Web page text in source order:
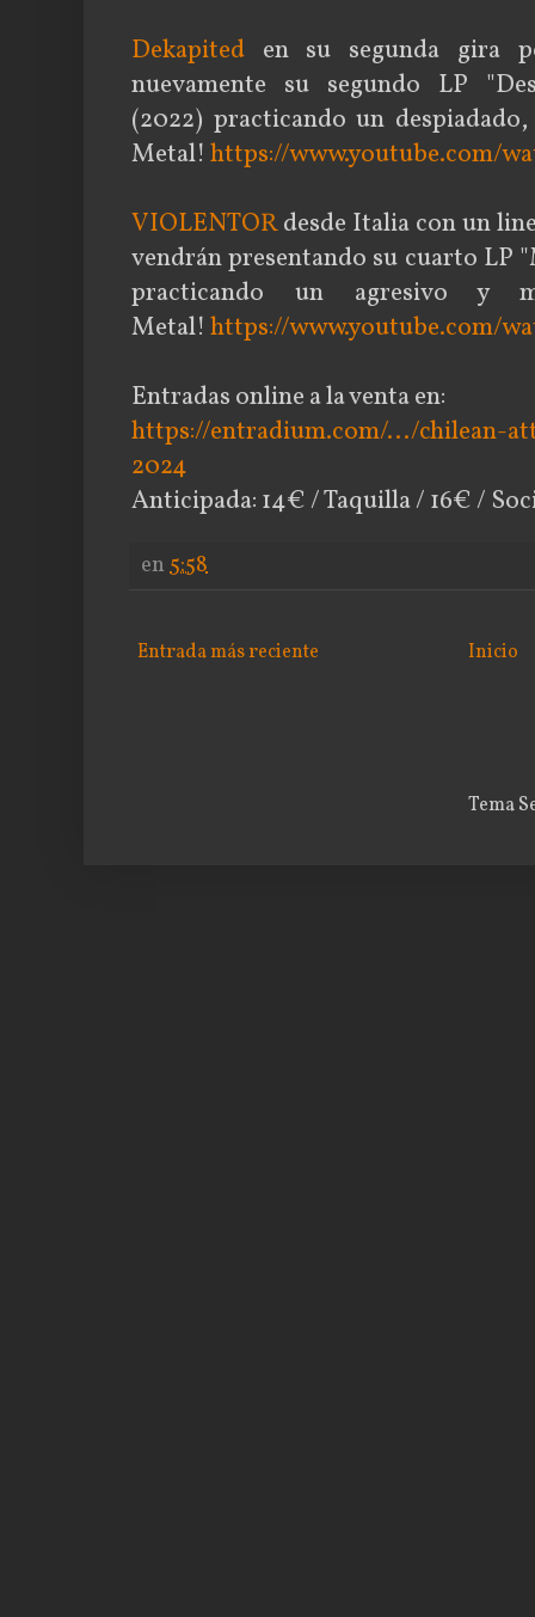
Dekapited en su segunda gira
nuevamente su segundo LP
(2022) practicando un
Metal! https://www.youtube.com/
VIOLENTORdesde Italia con un
vendrán presentando su cuarto LP
practicando un agresivo y
Metal! https://www.youtube.com/
Entradas online a la venta en:
https://entradium.com/.../chilean-
2024
Anticipada: 14€ / Taquilla / 16€ /
en 5:58
Entrada más reciente Inicio
Tema